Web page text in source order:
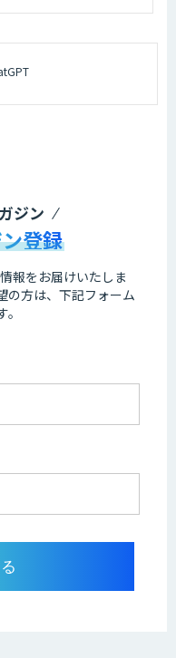
ジン
登録
報をお届けいたしま
の方は、下記フォーム